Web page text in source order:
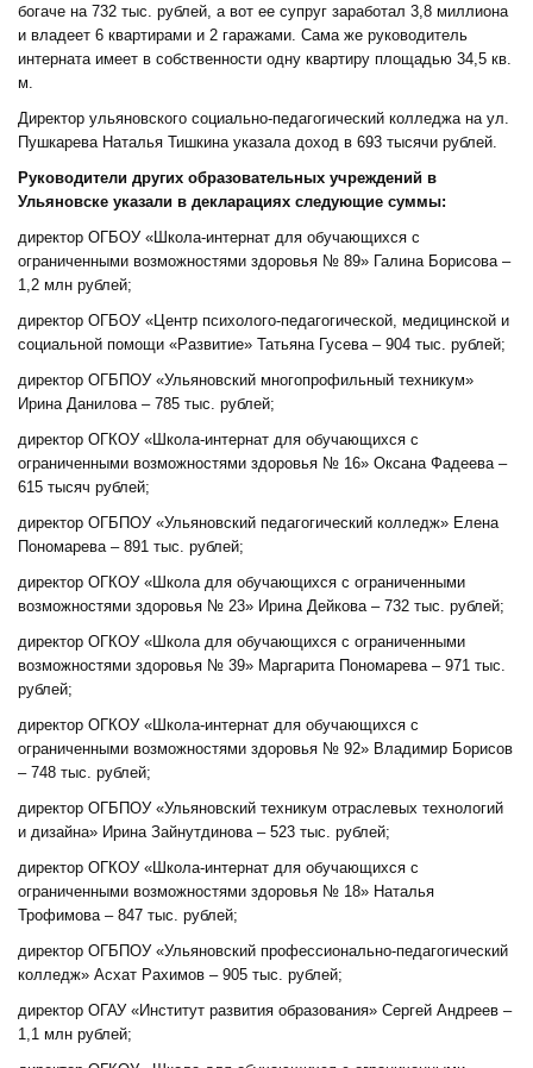
богаче на 732 тыс. рублей, а вот ее супруг заработал 3,8 миллиона
и владеет 6 квартирами и 2 гаражами. Сама же руководитель
интерната имеет в собственности одну квартиру площадью 34,5 кв.
м.
Директор ульяновского социально-педагогический колледжа на ул.
Пушкарева Наталья Тишкина указала доход в 693 тысячи рублей.
Руководители других образовательных учреждений в
Ульяновске указали в декларациях следующие суммы:
директор ОГБОУ «Школа-интернат для обучающихся с
ограниченными возможностями здоровья № 89» Галина Борисова –
1,2 млн рублей;
директор ОГБОУ «Центр психолого-педагогической, медицинской и
социальной помощи «Развитие» Татьяна Гусева – 904 тыс. рублей;
директор ОГБПОУ «Ульяновский многопрофильный техникум»
Ирина Данилова – 785 тыс. рублей;
директор ОГКОУ «Школа-интернат для обучающихся с
ограниченными возможностями здоровья № 16» Оксана Фадеева –
615 тысяч рублей;
директор ОГБПОУ «Ульяновский педагогический колледж» Елена
Пономарева – 891 тыс. рублей;
директор ОГКОУ «Школа для обучающихся с ограниченными
возможностями здоровья № 23» Ирина Дейкова – 732 тыс. рублей;
директор ОГКОУ «Школа для обучающихся с ограниченными
возможностями здоровья № 39» Маргарита Пономарева – 971 тыс.
рублей;
директор ОГКОУ «Школа-интернат для обучающихся с
ограниченными возможностями здоровья № 92» Владимир Борисов
– 748 тыс. рублей;
директор ОГБПОУ «Ульяновский техникум отраслевых технологий
и дизайна» Ирина Зайнутдинова – 523 тыс. рублей;
директор ОГКОУ «Школа-интернат для обучающихся с
ограниченными возможностями здоровья № 18» Наталья
Трофимова – 847 тыс. рублей;
директор ОГБПОУ «Ульяновский профессионально-педагогический
колледж» Асхат Рахимов – 905 тыс. рублей;
директор ОГАУ «Институт развития образования» Сергей Андреев –
1,1 млн рублей;